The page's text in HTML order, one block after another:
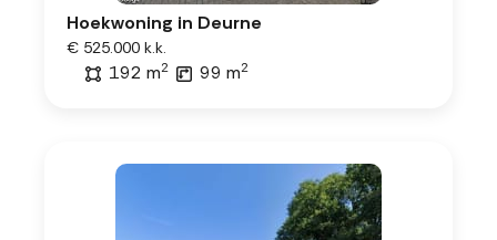
Hoekwoning in Deurne
€ 525.000 k.k.
192 m2 99 m2